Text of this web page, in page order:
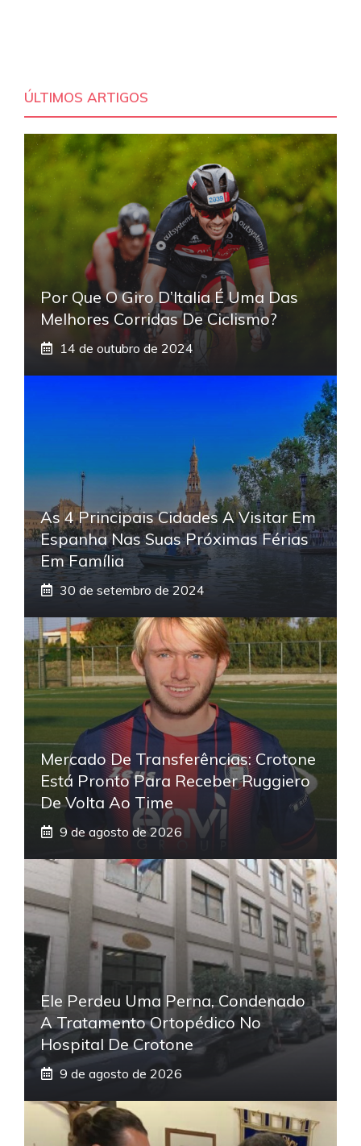
ÚLTIMOS ARTIGOS
Por Que O Giro D’Italia É Uma Das
Melhores Corridas De Ciclismo?
14 de outubro de 2024
As 4 Principais Cidades A Visitar Em
Espanha Nas Suas Próximas Férias
Em Família
30 de setembro de 2024
Mercado De Transferências: Crotone
Está Pronto Para Receber Ruggiero
De Volta Ao Time
9 de agosto de 2026
Ele Perdeu Uma Perna, Condenado
A Tratamento Ortopédico No
Hospital De Crotone
9 de agosto de 2026